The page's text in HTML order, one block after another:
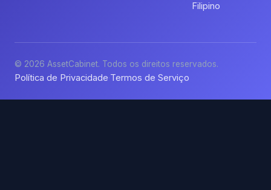
Filipino
© 2026 AssetCabinet. Todos os direitos reservados.
Política de Privacidade·Termos de Serviço